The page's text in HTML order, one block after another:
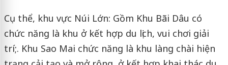
Cụ thể, khu vực Núi Lớn: Gồm Khu Bãi Dâu có
chức năng là khu ở kết hợp du lịch, vui chơi giải
trí;. Khu Sao Mai chức năng là khu làng chài hiện